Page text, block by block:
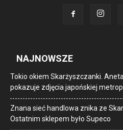
NAJNOWSZE
Tokio okiem Skarżyszczanki.
pokazuje zdjęcia japońskiej
Znana sieć handlowa znika ze
Ostatnim sklepem było Supeco